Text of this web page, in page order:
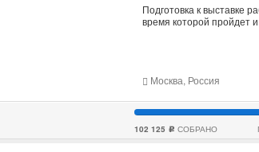
Подготовка к выставке
время которой пройдет
Москва, Россия
102 125 c СОБРАНО